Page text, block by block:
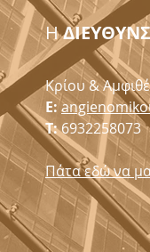
H
Κρίου &
E:
T:6932258073
Πάτα εδώ να